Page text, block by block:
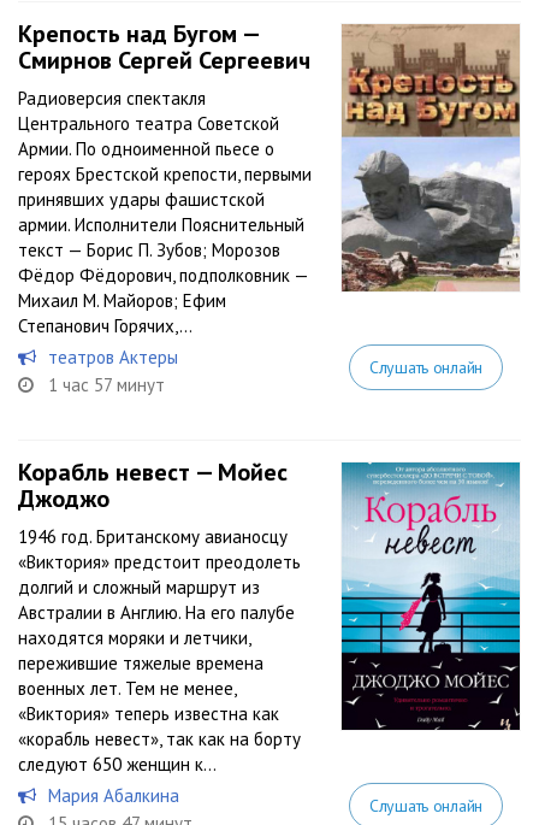
Крепость над Бугом —
Смирнов Сергей Сергеевич
Радиоверсия спектакля
Центрального театра Советской
Армии. По одноименной пьесе о
героях Брестской крепости, первыми
принявших удары фашистской
армии. Исполнители Пояснительный
текст — Борис П. Зубов; Морозов
Фёдор Фёдорович, подполковник —
Михаил М. Майоров; Ефим
Степанович Горячих,...
театров Актеры
1 час 57 минут
Слушать онлайн
Корабль невест — Мойес
Джоджо
1946 год. Британскому авианосцу
«Виктория» предстоит преодолеть
долгий и сложный маршрут из
Австралии в Англию. На его палубе
находятся моряки и летчики,
пережившие тяжелые времена
военных лет. Тем не менее,
«Виктория» теперь известна как
«корабль невест», так как на борту
следуют 650 женщин к...
Мария Абалкина
Слушать онлайн